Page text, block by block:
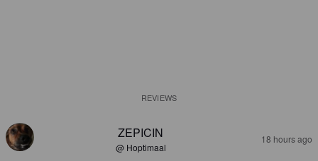
REVIEWS
ZEPICIN
@ Hoptimaal
18 hours ago